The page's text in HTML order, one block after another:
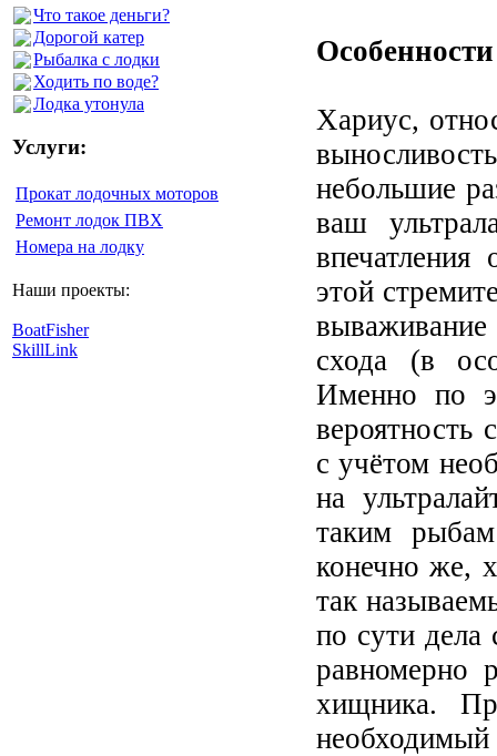
Что такое деньги?
Дорогой катер
Рыбалка с лодки
Ходить по воде?
Лодка утонула
Услуги:
Прокат лодочных моторов
Ремонт лодок ПВХ
Номера на лодку
Наши проекты:
BoatFisher
SkillLink
Хариус,
небольшие
ваш
этой
схода (в
Именно по
вероятность
с учётом
на
таким
конечно же,
так
по сути дела
равномерно
хищника.
необходимый